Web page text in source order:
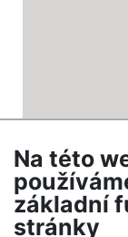
Pozemek na
Ptáčov -
370 370 Kč
Na této
základní
stránky